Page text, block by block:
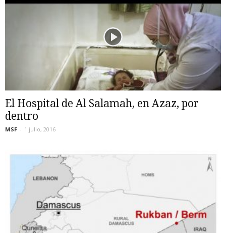
El Hospital de Al Salamah, en Azaz, por
dentro
MSF - 1 julio, 2016